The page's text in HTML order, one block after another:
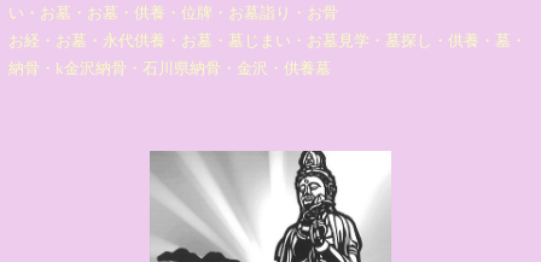
い・お墓・お墓・供養・位牌・お墓詣り・お骨
お経・お墓・永代供養・お墓・墓じまい・お墓見学・墓探し・供養・墓・
納骨・k金沢納骨・石川県納骨・金沢・供養墓